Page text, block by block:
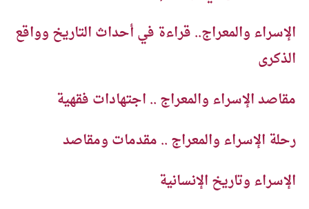
الإسراء والمعراج.. قراءة في أحداث التاريخ وواقع
الذكرى
مقاصد الإسراء والمعراج .. اجتهادات فقهية
رحلة الإسراء والمعراج .. مقدمات ومقاصد
الإسراء وتاريخ الإنسانية